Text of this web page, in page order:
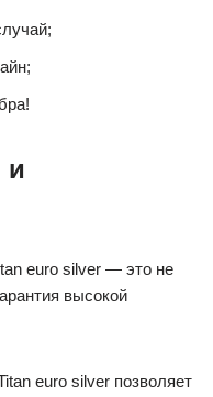
и
euro silver — это не
высокой
euro silver позволяет